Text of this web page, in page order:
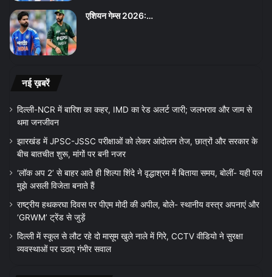
एशियन गेम्स 2026:…
नई ख़बरें
दिल्ली-NCR में बारिश का कहर, IMD का रेड अलर्ट जारी; जलभराव और जाम से
थमा जनजीवन
झारखंड में JPSC-JSSC परीक्षाओं को लेकर आंदोलन तेज, छात्रों और सरकार के
बीच बातचीत शुरू, मांगों पर बनी नजर
‘लॉक अप 2’ से बाहर आते ही शिल्पा शिंदे ने वृद्धाश्रम में बिताया समय, बोलीं- यही पल
मुझे असली विजेता बनाते हैं
राष्ट्रीय हथकरघा दिवस पर पीएम मोदी की अपील, बोले- स्थानीय वस्त्र अपनाएं और
‘GRWM’ ट्रेंड से जुड़ें
दिल्ली में स्कूल से लौट रहे दो मासूम खुले नाले में गिरे, CCTV वीडियो ने सुरक्षा
व्यवस्थाओं पर उठाए गंभीर सवाल